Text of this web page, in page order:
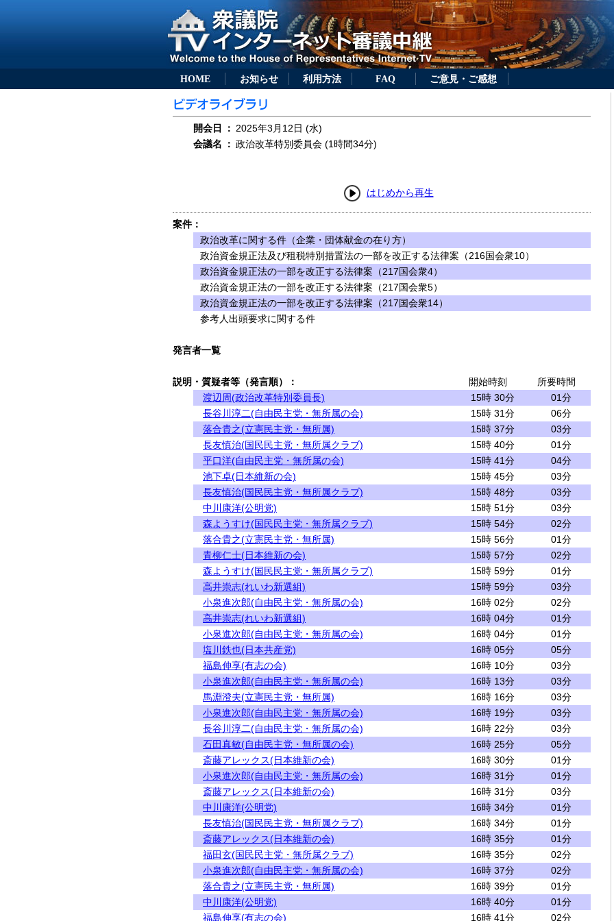
HOME お知らせ 利用方法 FAQ ご意見・ご感想
開会日 ： 2025年3月12日 (水)
会議名
： 政治改革特別委員会 (1時間34分)
はじめから再生
案件：
政治改革に関する件（企業・団体献金の在り方）
政治資金規正法及び租税特別措置法の一部を改正する法律案（216国会衆10）
政治資金規正法の一部を改正する法律案（217国会衆4）
政治資金規正法の一部を改正する法律案（217国会衆5）
政治資金規正法の一部を改正する法律案（217国会衆14）
参考人出頭要求に関する件
発言者一覧
説明・質疑者等（発言順）： 開始時刻
所要時間
渡辺周(政治改革特別委員長)
15時 30分
01分
長谷川淳二(自由民主党・無所属の会)
15時 31分
06分
落合貴之(立憲民主党・無所属)
15時 37分
03分
長友慎治(国民民主党・無所属クラブ)
15時 40分
01分
平口洋(自由民主党・無所属の会)
15時 41分
04分
池下卓(日本維新の会)
15時 45分
03分
長友慎治(国民民主党・無所属クラブ)
15時 48分
03分
中川康洋(公明党)
15時 51分
03分
森ようすけ(国民民主党・無所属クラブ)
15時 54分
02分
落合貴之(立憲民主党・無所属)
15時 56分
01分
青柳仁士(日本維新の会)
15時 57分
02分
森ようすけ(国民民主党・無所属クラブ)
15時 59分
01分
高井崇志(れいわ新選組)
15時 59分
03分
小泉進次郎(自由民主党・無所属の会)
16時 02分
02分
高井崇志(れいわ新選組)
16時 04分
01分
小泉進次郎(自由民主党・無所属の会)
16時 04分
01分
塩川鉄也(日本共産党)
16時 05分
05分
福島伸享(有志の会)
16時 10分
03分
小泉進次郎(自由民主党・無所属の会)
16時 13分
03分
馬淵澄夫(立憲民主党・無所属)
16時 16分
03分
小泉進次郎(自由民主党・無所属の会)
16時 19分
03分
長谷川淳二(自由民主党・無所属の会)
16時 22分
03分
石田真敏(自由民主党・無所属の会)
16時 25分
05分
斎藤アレックス(日本維新の会)
16時 30分
01分
小泉進次郎(自由民主党・無所属の会)
16時 31分
01分
斎藤アレックス(日本維新の会)
16時 31分
03分
中川康洋(公明党)
16時 34分
01分
長友慎治(国民民主党・無所属クラブ)
16時 34分
01分
斎藤アレックス(日本維新の会)
16時 35分
01分
福田玄(国民民主党・無所属クラブ)
16時 35分
02分
小泉進次郎(自由民主党・無所属の会)
16時 37分
02分
落合貴之(立憲民主党・無所属)
16時 39分
01分
中川康洋(公明党)
16時 40分
01分
福島伸享(有志の会)
16時 41分 02分